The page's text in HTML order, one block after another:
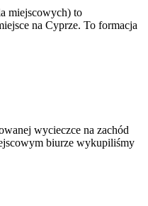
miejscowych) to
na Cyprze. To formacja
wycieczce na zachód
biurze wykupiliśmy